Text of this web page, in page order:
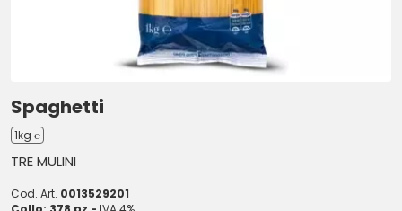
Spaghetti
1kg ℮
TRE MULINI
Cod. Art. 0013529201